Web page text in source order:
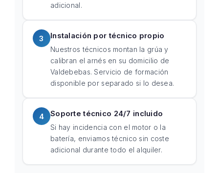
adicional.
3 Instalación por técnico propio
Nuestros técnicos montan la grúa y
calibran el arnés en su domicilio de
Valdebebas. Servicio de formación
disponible por separado si lo desea.
4 Soporte técnico 24/7 incluido
Si hay incidencia con el motor o la
batería, enviamos técnico sin coste
adicional durante todo el alquiler.